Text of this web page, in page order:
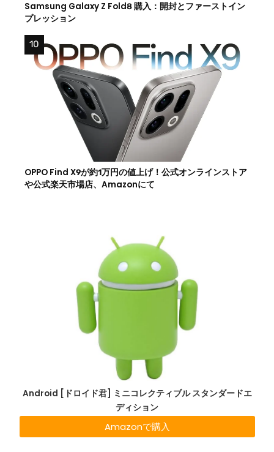
Samsung Galaxy Z Fold8 購入：開封とファーストイン
プレッション
OPPO Find X9が約1万円の値上げ！公式オンラインストア
や公式楽天市場店、Amazonにて
Android [ドロイド君] ミニコレクティブル スタンダードエ
ディション
Amazonで購入